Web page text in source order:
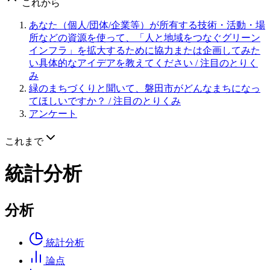
これから
あなた（個人/団体/企業等）が所有する技術・活動・場
所などの資源を使って、「人と地域をつなぐグリーン
インフラ」を拡大するために協力または企画してみた
い具体的なアイデアを教えてください / 注目のとりく
み
緑のまちづくりと聞いて、磐田市がどんなまちになっ
てほしいですか？ / 注目のとりくみ
アンケート
これまで
統計分析
分析
統計分析
論点